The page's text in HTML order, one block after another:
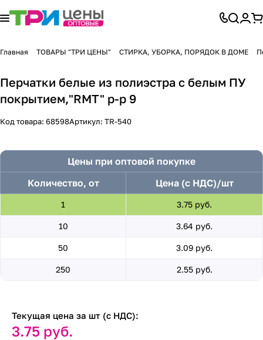
Главная ТОВАРЫ "ТРИ ЦЕНЫ" СТИРКА, УБОРКА, ПОРЯДОК В ДОМЕ
Перчатки белые из полиэстра с белым ПУ
покрытием,"RMT" р-р 9
Код товара: 68598Артикул: TR-540
Цены при оптовой покупке
Количество, от
Цена (с НДС)/шт
1 3.75 руб.
10 3.64 руб.
50 3.09 руб.
250 2.55 руб.
Текущая цена за шт (с НДС):
3.75 руб.